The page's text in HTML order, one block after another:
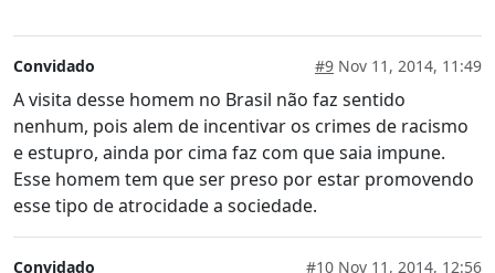
Convidado #9 Nov 11, 2014, 11:49
A visita desse homem no Brasil não faz sentido
nenhum, pois alem de incentivar os crimes de racismo
e estupro, ainda por cima faz com que saia impune.
Esse homem tem que ser preso por estar promovendo
esse tipo de atrocidade a sociedade.
Convidado #10 Nov 11, 2014, 12:56